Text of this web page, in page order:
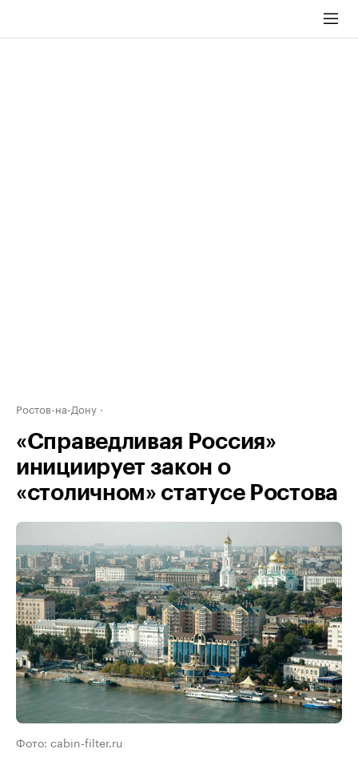
Ростов-на-Дону
«Справедливая Россия»
инициирует закон о
«столичном» статусе Ростова
Фото: cabin-filter.ru